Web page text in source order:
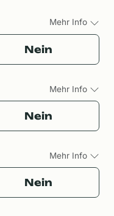
Mehr Info
Nein
Mehr Info
Nein
Mehr Info
Nein